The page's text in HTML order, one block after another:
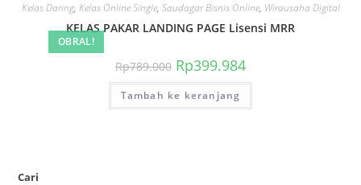
OBRAL!
Kelas Daring, Kelas Online Single, Saudagar Bisnis Online, Wirausaha Digital
KELAS PAKAR LANDING PAGE Lisensi MRR
Rp789.000 Harga
aslinya
adalah:
Rp789.000.
Rp399.984saat
ini
Rp399.984.
Tambah ke keranjang
Cari